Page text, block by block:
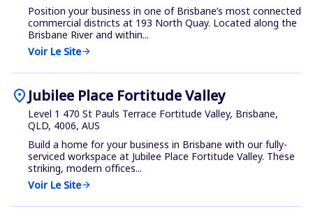
Position your business in one of Brisbane’s most connected
commercial districts at 193 North Quay. Located along the
Brisbane River and within...
Voir Le Sitearrow_forward
location_on Jubilee Place Fortitude Valley
Level 1 470 St Pauls Terrace Fortitude Valley, Brisbane,
QLD, 4006, AUS
Build a home for your business in Brisbane with our fully-
serviced workspace at Jubilee Place Fortitude Valley. These
striking, modern offices...
Voir Le Sitearrow_forward